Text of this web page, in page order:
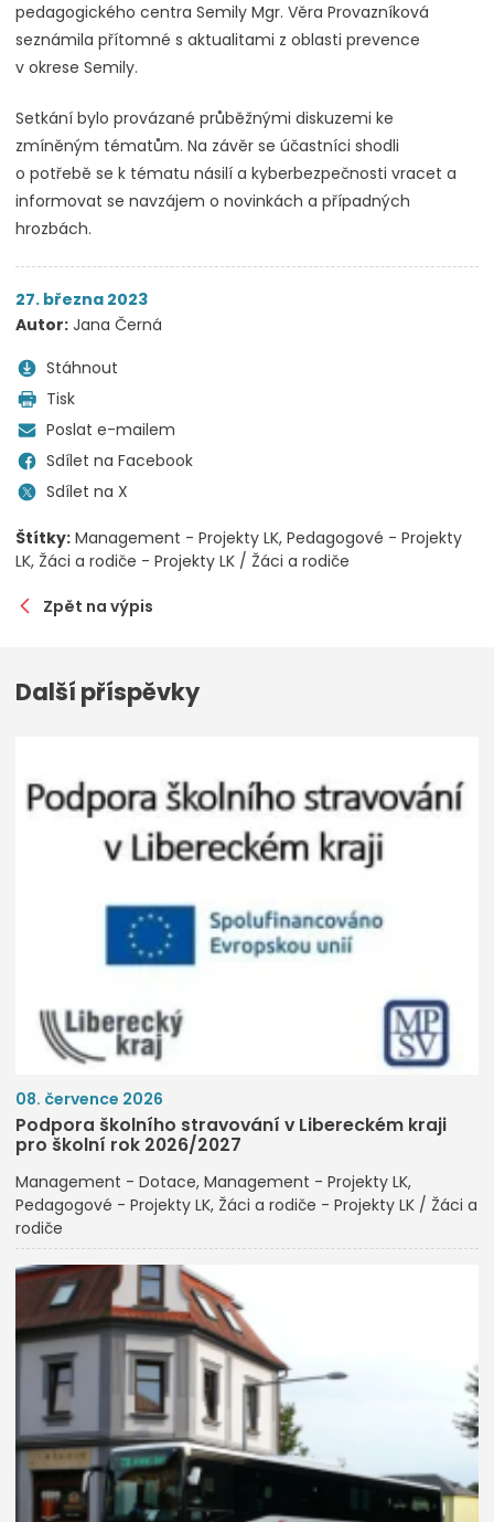
pedagogického centra Semily Mgr. Věra Provazníková
seznámila přítomné s aktualitami z oblasti prevence
v okrese Semily.
Setkání bylo provázané průběžnými diskuzemi ke
zmíněným tématům. Na závěr se účastníci shodli
o potřebě se k tématu násilí a kyberbezpečnosti vracet a
informovat se navzájem o novinkách a případných
hrozbách.
27. března 2023
Autor: Jana Černá
Stáhnout
Tisk
Poslat e-mailem
Sdílet na Facebook
Sdílet na X
Štítky: Management - Projekty LK Pedagogové - Projekty
LK Žáci a rodiče - Projekty LK / Žáci a rodiče
Zpět na výpis
Další příspěvky
08. července 2026
Podpora školního stravování v Libereckém kraji
pro školní rok 2026/2027
Management - Dotace Management - Projekty LK
Pedagogové - Projekty LK Žáci a rodiče - Projekty LK / Žáci a
rodiče